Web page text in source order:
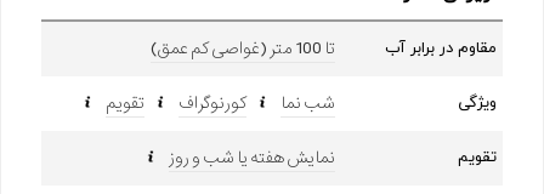
مقاوم در برابر آب تا 100 متر (غواصی کم عمق)
ویژگی شب نما کورنوگراف تقویم
تقویم نمایش هفته یا شب و روز